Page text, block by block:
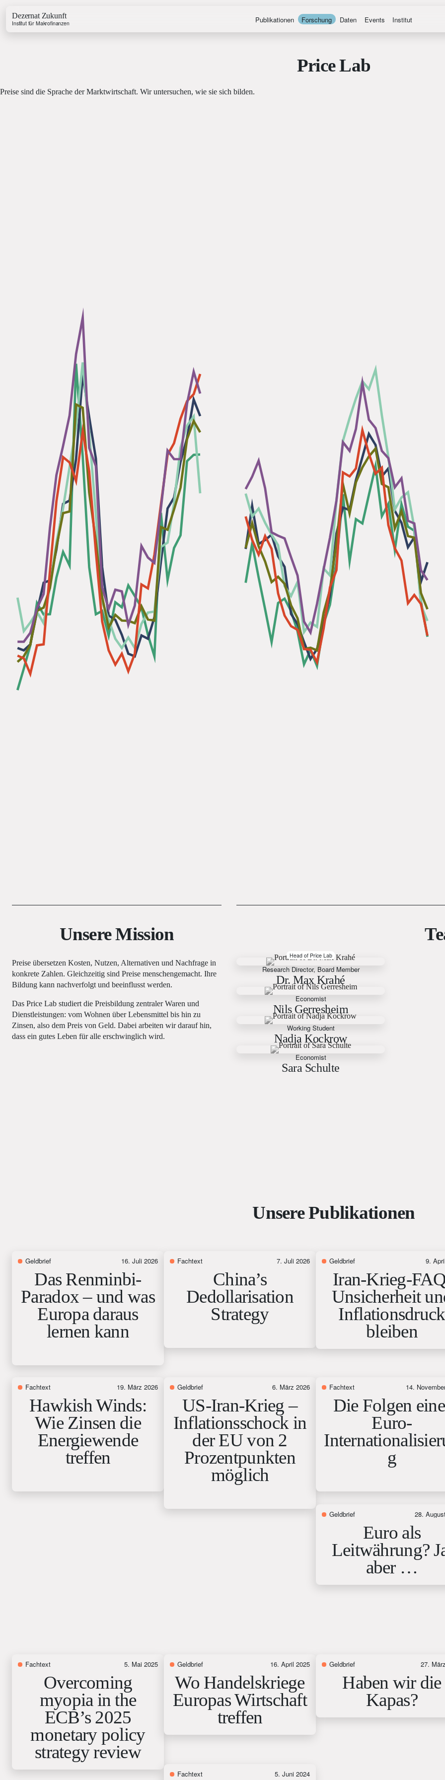
Dezernat Zukunft
Institut für Makrofinanzen Publikationen Forschung Daten Events Institut
Price Lab
Preise sind die Sprache der Marktwirtschaft. Wir untersuchen, wie sie sich bilden.
Unsere Mission
Preise übersetzen Kosten, Nutzen, Alternativen und Nachfrage in
konkrete Zahlen. Gleichzeitig sind Preise menschengemacht. Ihre
Bildung kann nachverfolgt und beeinflusst werden.
Das Price Lab studiert die Preisbildung zentraler Waren und
Dienstleistungen: vom Wohnen über Lebensmittel bis hin zu
Zinsen, also dem Preis von Geld. Dabei arbeiten wir darauf hin,
dass ein gutes Leben für alle erschwinglich wird.
Head of Price Lab
Research Director, Board Member
Dr. Max Krahé
Economist
Nils Gerresheim
Working Student
Nadja Kockrow
Economist
Sara Schulte
Unsere Publikationen
Geldbrief 16. Juli 2026
Das Renminbi-
Paradox – und was
Europa daraus
lernen kann
Fachtext 7. Juli 2026
China’s
Dedollarisation
Strategy
Geldbrief 9.
Iran-Krieg-
Unsicherheit
Inflationsdruck
bleiben
Fachtext 19. März 2026
Hawkish Winds:
Wie Zinsen die
Energiewende
treffen
Geldbrief 6. März 2026
US-Iran-Krieg –
Inflationsschock in
der EU von 2
Prozentpunkten
möglich
Fachtext 14.
Die Folgen
Euro-
g
Geldbrief 28.
Euro als
Leitwährung?
aber …
Fachtext 5. Mai 2025
Overcoming
myopia in the
ECB’s 2025
monetary policy
strategy review
Geldbrief 16. April 2025
Wo Handelskriege
Europas Wirtschaft
treffen
Geldbrief 27.
Haben wir die
Kapas?
Fachtext 5. Juni 2024